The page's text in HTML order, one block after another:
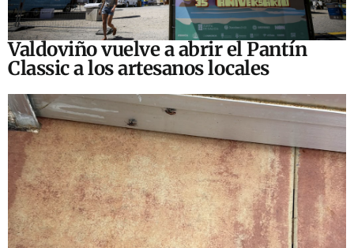
Valdoviño vuelve a abrir el Pantín
Classic a los artesanos locales